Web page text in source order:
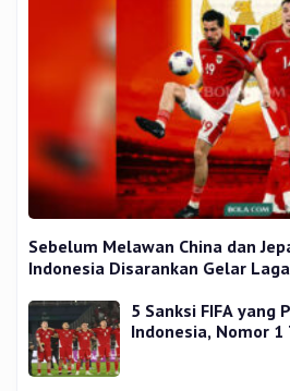
Sebelum Melawan China dan
Indonesia Disarankan Gelar
5 Sanksi FIFA yang
Indonesia, Nomor 1